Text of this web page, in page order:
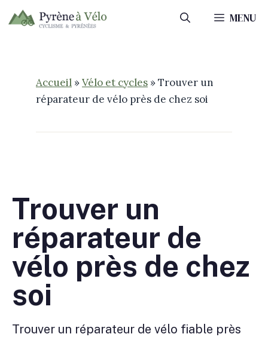
Aller
au
MENU
Accueil »Vélo et cycles »Trouver un
réparateur de vélo près de chez soi
Trouver un
réparateur de
vélo près de chez
soi
Trouver un réparateur de vélo fiable près